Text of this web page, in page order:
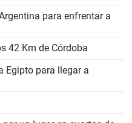
para enfrentar a
42 Km de Córdoba
Egipto para llegar a